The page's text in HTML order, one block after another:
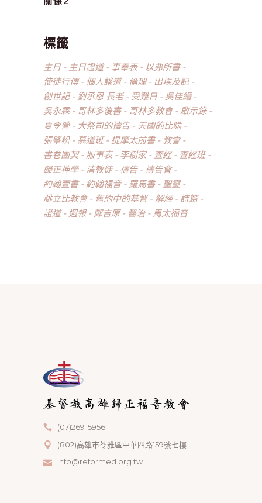
標籤
主日 主日證道 事奉表
以弗所書
使徒行傳
個人談道 倫理
出埃及記
創世記
劉承恩 長老 受難日
吳佳縉
吳永霖
哥林多後書 哥林多教會
啟示錄
夏令營
大祭司的禱告
天國的比喻
張肇松
慕道班 提摩太前書
教會
書卷團契
服事表 李樹家 查經
查經班
歸正神學
清教徒 禱告
禱告會
約翰壹書
約翰福音 羅馬書
聖靈
腓立比教會
舊約中的基督 解經
詩篇
證道
週報 鄭吉原 醫治 馬太福音
(07)269-5956
(802)高雄市苓雅區中華四路159號七樓
info@reformed.org.tw